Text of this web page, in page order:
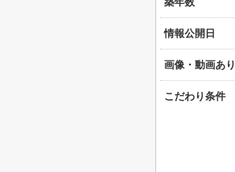
情報公開日
画像・動画あり
こだわり条件